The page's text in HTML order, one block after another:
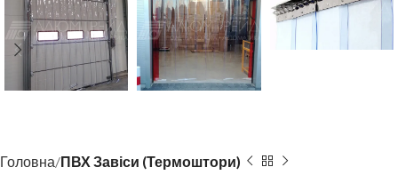
Головна ПВХ Завіси (Термоштори)